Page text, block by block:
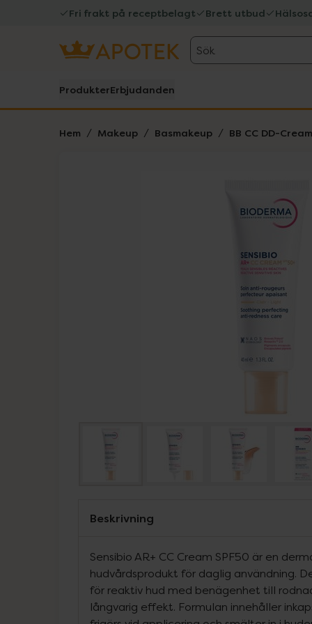
Fri frakt på receptbelagt Brett utbud
Sök
ProdukterErbjudanden
Hem Makeup Basmakeup BB CC DD-Cream
Beskrivning
Sensibio AR+ CC Cream SPF50 är en
hudvårdsprodukt för daglig användning.
för reaktiv hud med benägenhet till
långvarig effekt. Formulan innehåller